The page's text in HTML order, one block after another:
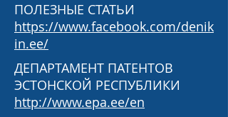
ПОЛЕЗНЫЕ СТАТЬИ
https://www.facebook.com/denik
in.ee/
ДЕПАРТАМЕНТ ПАТЕНТОВ
ЭСТОНСКОЙ РЕСПУБЛИКИ
http://www.epa.ee/en